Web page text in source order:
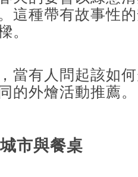
這種帶有故事性
。
當有人問起該如
的外燴活動推薦。
市與餐桌